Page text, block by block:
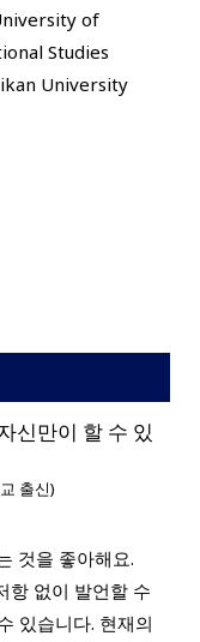
of
Studies
University
신만이 할 수 있
출신)
것을 좋아해요.
항 없이 발언할 수
있습니다. 현재의